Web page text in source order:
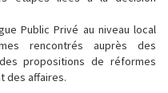
Public Privé au niveau local
rencontrés auprès des
propositions de réformes
des affaires.